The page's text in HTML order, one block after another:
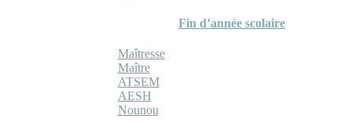
Fin d’année scolaire
Maîtresse
Maître
ATSEM
AESH
Nounou